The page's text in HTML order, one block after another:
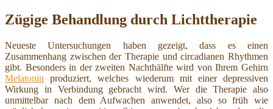
Zügige Behandlung durch Lichttherapie
Neueste Untersuchungen haben gezeigt, dass es einen
Zusammenhang zwischen der Therapie und circadianen Rhythmen
gibt. Besonders in der zweiten Nachthälfte wird von Ihrem Gehirn
Melatonin produziert, welches wiederum mit einer depressiven
Wirkung in Verbindung gebracht wird. Wer die Therapie also
unmittelbar nach dem Aufwachen anwendet, also so früh wie